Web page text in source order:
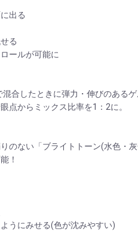
出る
る
ールが可能に
合したときに弾力・伸びのあるゲ
点からミックス比率を1：2に。
のない「ブライトトーン(水色・
！
うにみせる(色が沈みやすい)